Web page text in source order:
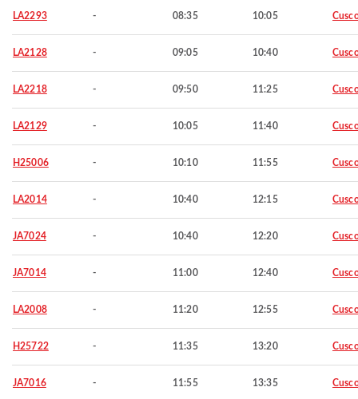
LA2293 - 08:35 10:05
LA2128 - 09:05 10:40
LA2218 - 09:50 11:25
LA2129 - 10:05 11:40
H25006 - 10:10 11:55
LA2014 - 10:40 12:15
JA7024 - 10:40 12:20
JA7014 - 11:00 12:40
LA2008 - 11:20 12:55
H25722 - 11:35 13:20
JA7016 - 11:55 13:35